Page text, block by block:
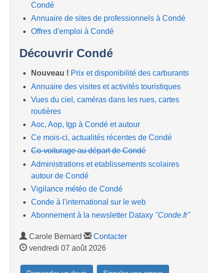
Condé
Annuaire de sites de professionnels à Condé
Offres d'emploi à Condé
Découvrir Condé
Nouveau ! Prix et disponibilité des carburants
Annuaire des visites et activités touristiques
Vues du ciel, caméras dans les rues, cartes
routières
Aoc, Aop, Igp à Condé et autour
Ce mois-ci, actualités récentes de Condé
Co-voiturage au départ de Condé
Administrations et etablissements scolaires
autour de Condé
Vigilance météo de Condé
Conde à l'international sur le web
Abonnement à la newsletter Dataxy "Conde.fr"
Carole Bernard
Contacter
vendredi 07 août 2026